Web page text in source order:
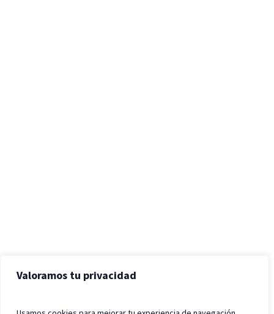
Valoramos tu privacidad